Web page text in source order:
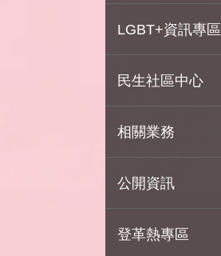
LGBT+資訊專區
民生社區中心
相關業務
公開資訊
登革熱專區